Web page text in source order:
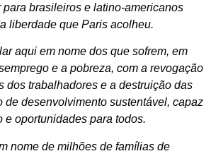
brasileiros e latino-americanos
liberdade que Paris acolheu.
aqui em nome dos que sofrem, em
e a pobreza, com a revogação
dos trabalhadores e a destruição das
de desenvolvimento sustentável, capaz
e oportunidades para todos.
nome de milhões de famílias de